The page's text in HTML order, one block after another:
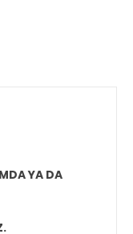
YA DA